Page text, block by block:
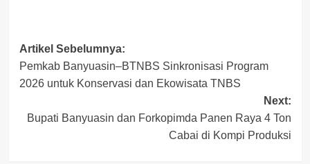
Post
navigation
Artikel Sebelumnya:
Pemkab Banyuasin–BTNBS Sinkronisasi Program
2026 untuk Konservasi dan Ekowisata TNBS
Next:
Bupati Banyuasin dan Forkopimda Panen Raya 4 Ton
Cabai di Kompi Produksi